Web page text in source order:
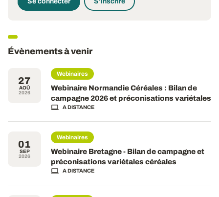
Évènements à venir
27
AOÛ
2026
Webinaires
Webinaire Normandie Céréales : Bilan de
campagne 2026 et préconisations variétales
A DISTANCE
01
SEP
2026
Webinaires
Webinaire Bretagne - Bilan de campagne et
préconisations variétales céréales
A DISTANCE